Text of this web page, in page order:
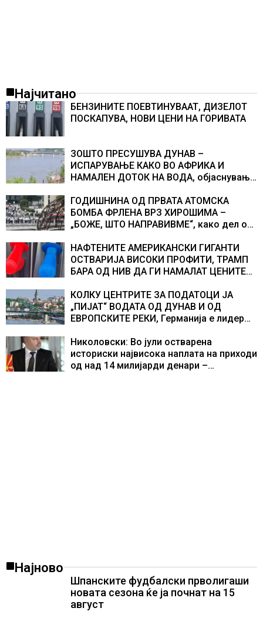
Најчитано
БЕНЗИНИТЕ ПОЕВТИНУВААТ, ДИЗЕЛОТ
ПОСКАПУВА, НОВИ ЦЕНИ НА ГОРИВАТА
ЗОШТО ПРЕСУШУВА ДУНАВ –
ИСПАРУВАЊЕ КАКО ВО АФРИКА И
НАМАЛЕН ДОТОК НА ВОДА, објаснување
ГОДИШНИНА ОД ПРВАТА АТОМСКА
БОМБА ФРЛЕНА ВРЗ ХИРОШИМА –
„БОЖЕ, ШТО НАПРАВИВМЕ“, како дел од
учесниците во бомбардирањето го
доживуваа овој настан што го промени
текот на историјата
НАФТЕНИТЕ АМЕРИКАНСКИ ГИГАНТИ
ОСТВАРИЈА ВИСОКИ ПРОФИТИ, ТРАМП
БАРА ОД НИВ ДА ГИ НАМАЛАТ ЦЕНИТЕ
КОЛКУ ЦЕНТРИТЕ ЗА ПОДАТОЦИ ЈА
„ПИЈАТ“ ВОДАТА ОД ДУНАВ И ОД
ЕВРОПСКИТЕ РЕКИ, Германија е лидер
центри за податоци
Николовски: Во јули остварена
историски највисока наплата на приходи
од над 14 милијарди денари –
Најново
Шпанските фудбалски прволигаши
новата сезона ќе ја почнат на 15
август